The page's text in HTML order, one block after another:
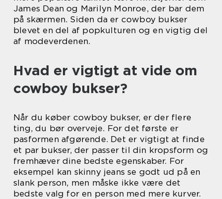
James Dean og Marilyn Monroe, der bar dem
på skærmen. Siden da er cowboy bukser
blevet en del af popkulturen og en vigtig del
af modeverdenen.
Hvad er vigtigt at vide om
cowboy bukser?
Når du køber cowboy bukser, er der flere
ting, du bør overveje. For det første er
pasformen afgørende. Det er vigtigt at finde
et par bukser, der passer til din kropsform og
fremhæver dine bedste egenskaber. For
eksempel kan skinny jeans se godt ud på en
slank person, men måske ikke være det
bedste valg for en person med mere kurver.